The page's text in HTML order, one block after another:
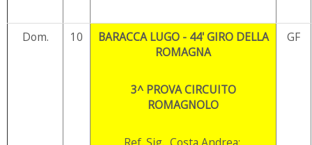
Dom. 10
BARACCA LUGO - 44' GIRO DELLA
ROMAGNA
3^ PROVA CIRCUITO
ROMAGNOLO
GF